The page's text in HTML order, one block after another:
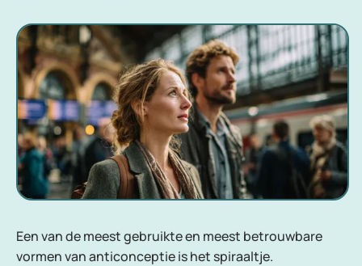
Een van de meest gebruikte en meest betrouwbare
vormen van anticonceptie is het spiraaltje.